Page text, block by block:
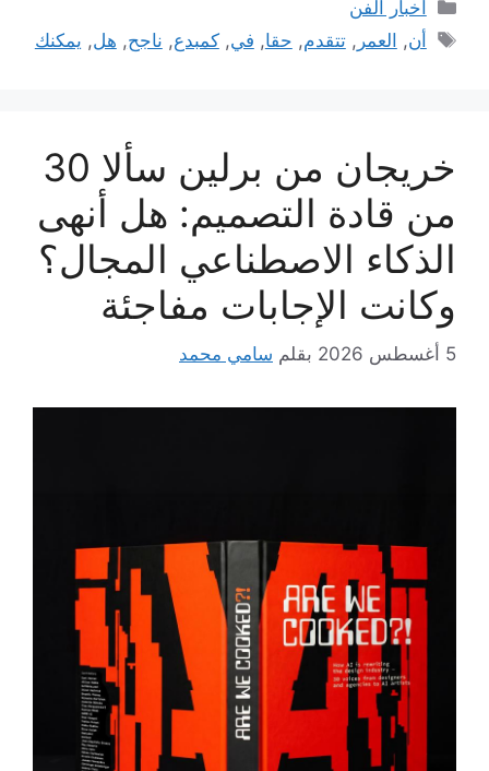
أخبار الفن
الوسوم
أن, العمر ,تتقدم, حقا, في,كمبدع, ناجح, هل, يمكنك
خريجان من برلين سألا 30
من قادة التصميم: هل أنهى
الذكاء الاصطناعي المجال؟
وكانت الإجابات مفاجئة
5 أغسطس 2026 بقلم سامي محمد